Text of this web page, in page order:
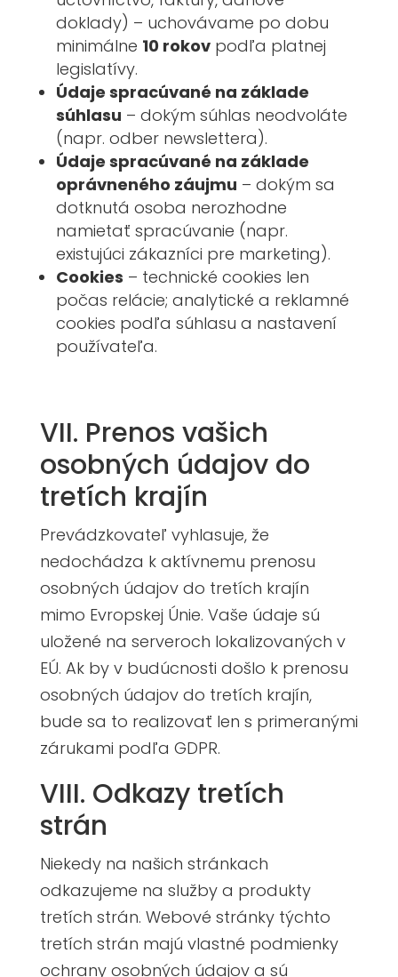
doklady) – uchovávame po dobu
minimálne 10 rokovpodľa platnej
legislatívy.
Údaje spracúvané na základe
súhlasu – dokým súhlas neodvoláte
(napr. odber newslettera).
Údaje spracúvané na základe
oprávneného záujmu – dokým sa
dotknutá osoba nerozhodne
namietať spracúvanie (napr.
existujúci zákazníci pre marketing).
Cookies – technické cookies len
počas relácie; analytické a reklamné
cookies podľa súhlasu a nastavení
používateľa.
VII. Prenos vašich
osobných údajov do
tretích krajín
Prevádzkovateľ vyhlasuje, že
nedochádza k aktívnemu prenosu
osobných údajov do tretích krajín
mimo Evropskej Únie. Vaše údaje sú
uložené na serveroch lokalizovaných v
EÚ. Ak by v budúcnosti došlo k prenosu
osobných údajov do tretích krajín,
bude sa to realizovať len s primeranými
zárukami podľa GDPR.
VIII. Odkazy tretích
strán
Niekedy na našich stránkach
odkazujeme na služby a produkty
tretích strán. Webové stránky týchto
tretích strán majú vlastné podmienky
ochrany osobných údajov a sú